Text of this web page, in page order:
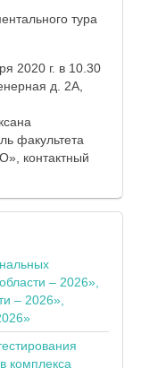
тура
2020 г. в 10.30
д. 2А,
факультета
контактный
– 2026»,
– 2026»,
комплекса